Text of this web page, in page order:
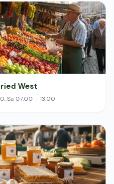
West
Sa 07:00 – 13:00